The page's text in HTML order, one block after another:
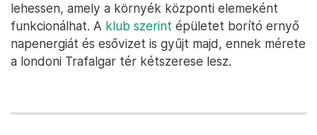
lehessen, amely a környék központi elemeként
funkcionálhat. A klub szerint épületet borító ernyő
napenergiát és esővizet is gyűjt majd, ennek mérete
a londoni Trafalgar tér kétszerese lesz.